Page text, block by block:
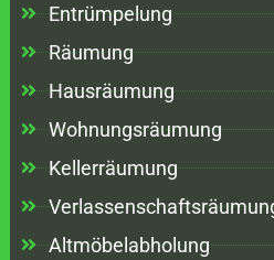
Entrümpelung
Räumung
Hausräumung
Wohnungsräumung
Kellerräumung
Altmöbelabholung